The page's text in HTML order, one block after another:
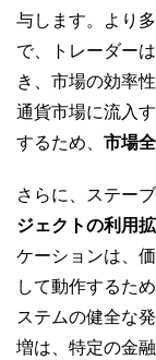
与します。より
で、トレーダー
き、市場の効率
通貨市場に流入
するため、 市場
さらに、ステー
ジェクトの利用
ケーションは、
して動作するた
ステムの健全な
増は、特定の金